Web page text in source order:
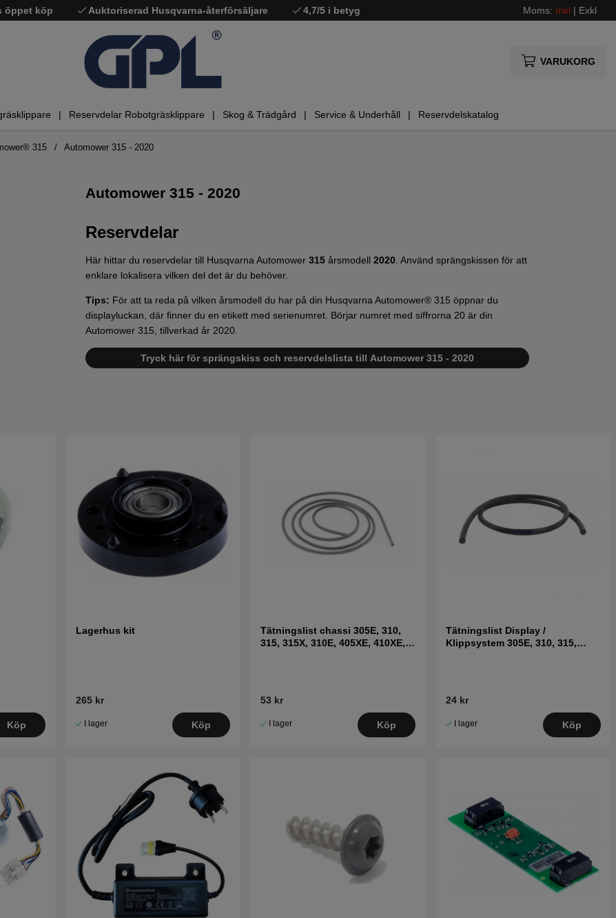
öppet köp Auktoriserad Husqvarna-återförsäljare 4,7/5 i betyg Moms: Inkl | Exkl
VARUKORG
Reservdelar Robotgräsklippare Skog & Trädgård Service & Underhåll Reservdelskatalog
315 Automower 315 - 2020
Automower 315 - 2020
Reservdelar
Här hittar du reservdelar till Husqvarna Automower 315 årsmodell 2020. Använd sprängskissen för att
enklare lokalisera vilken del det är du behöver.
Tips: För att ta reda på vilken årsmodell du har på din Husqvarna Automower® 315 öppnar du
displayluckan, där finner du en etikett med serienumret. Börjar numret med siffrorna 20 är din
Automower 315, tillverkad år 2020.
Tryck här för sprängskiss och reservdelslista till Automower 315 - 2020
Köp
Lagerhus kit
265 kr
I lager Köp
Tätningslist chassi 305E, 310,
315, 315X, 310E, 405XE, 410XE,
53 kr
I lager Köp
Tätningslist Display /
Klippsystem 305E, 310, 315,
24 kr
I lager Köp